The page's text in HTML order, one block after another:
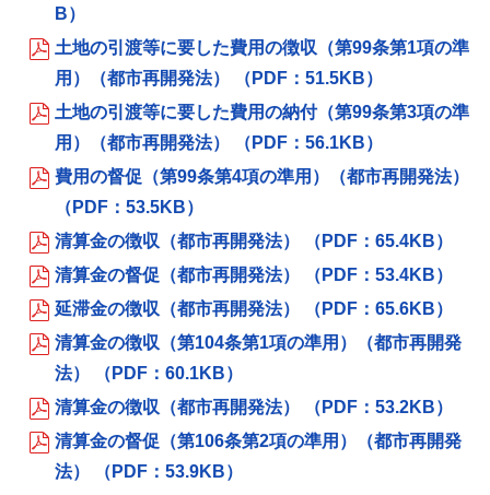
B）
土地の引渡等に要した費用の徴収（第99条第1項の準
用）（都市再開発法） （PDF：51.5KB）
土地の引渡等に要した費用の納付（第99条第3項の準
用）（都市再開発法） （PDF：56.1KB）
費用の督促（第99条第4項の準用）（都市再開発法）
（PDF：53.5KB）
清算金の徴収（都市再開発法） （PDF：65.4KB）
清算金の督促（都市再開発法） （PDF：53.4KB）
延滞金の徴収（都市再開発法） （PDF：65.6KB）
清算金の徴収（第104条第1項の準用）（都市再開発
法） （PDF：60.1KB）
清算金の徴収（都市再開発法） （PDF：53.2KB）
清算金の督促（第106条第2項の準用）（都市再開発
法） （PDF：53.9KB）